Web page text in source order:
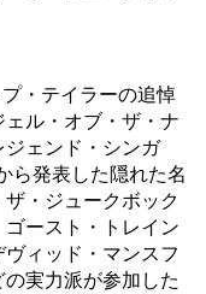
・テイラーの追悼
ル・オブ・ザ・ナ
ェンド・シンガ
ら発表した隠れた名
・ジュークボック
ースト・トレイン
ィッド・マンスフ
実力派が参加した